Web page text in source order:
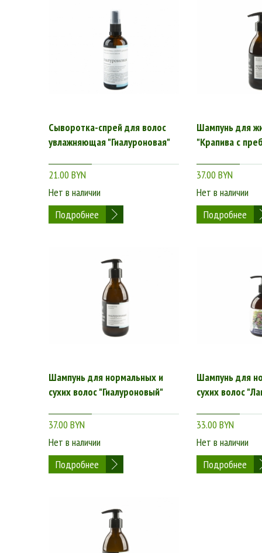
Сыворотка-спрей для волос
увлажняющая "Гиалуроновая"
21.00 BYN
Нет в наличии
Подробнее
Шампунь для
"Крапива с
37.00 BYN
Нет в наличии
Подробнее
Шампунь для нормальных и
сухих волос "Гиалуроновый"
37.00 BYN
Нет в наличии
Подробнее
Шампунь для
сухих волос
33.00 BYN
Нет в наличии
Подробнее